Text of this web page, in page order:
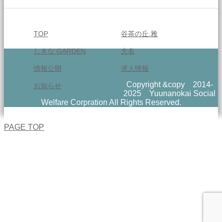
TOP 谷茶の丘.雅
しきな GARDEN 大名
情報公開 求人情報
お知らせ
Copyright &copy 2014-
2025 Yuunanokai Social
Welfare Corpration All Rights Reserved.
PAGE TOP